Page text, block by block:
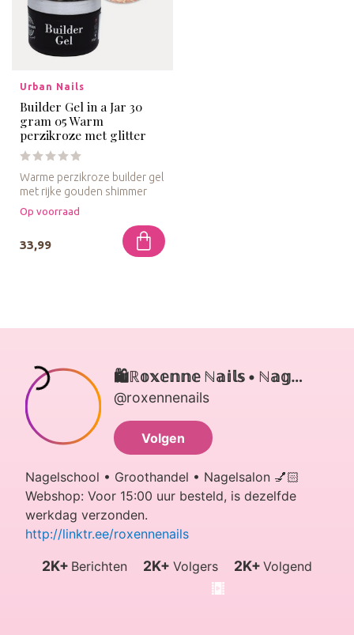
Urban Nails
Builder Gel in a Jar 30
gram 05 Warm
perzikroze met glitter
Warme perzikroze builder gel
met rijke gouden shimmer
voor een sprankelende salo...
Op voorraad
33,99